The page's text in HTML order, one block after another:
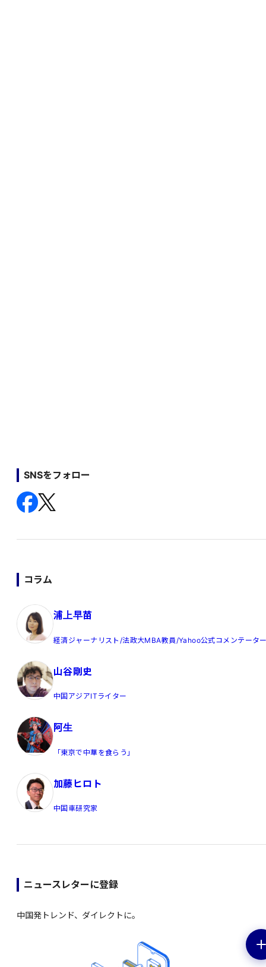
SNSをフォロー
コラム
浦上早苗
経済ジャーナリスト/法政大MBA教員/Yahoo公式コメンテータ
山谷剛史
中国アジアITライター
阿生
「東京で中華を食らう」
加藤ヒロト
中国車研究家
ニュースレターに登録
中国発トレンド、ダイレクトに。